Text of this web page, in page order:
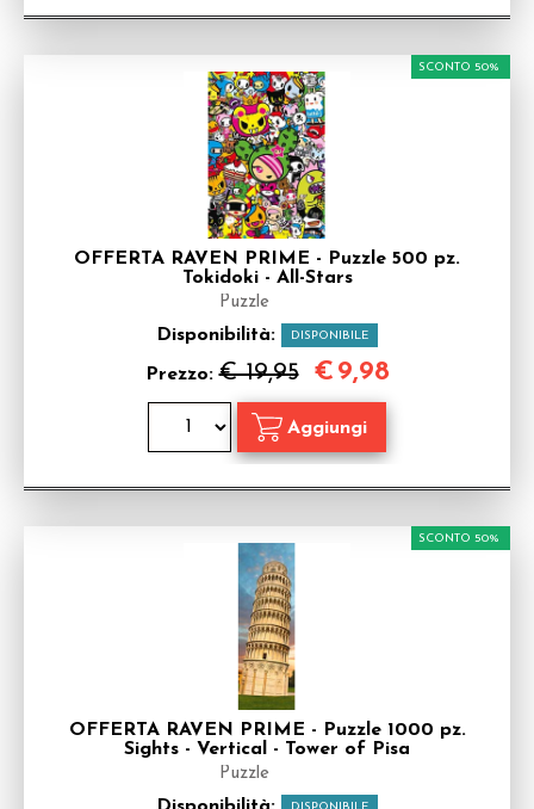
OFFERTA RAVEN PRIME - Puzzle 500 pz.
Tokidoki - All-Stars
Puzzle
Disponibilità: DISPONIBILE
Prezzo:€ 19,95
SCONTO 50%
€ 9,98
OFFERTA RAVEN PRIME - Puzzle 1000 pz.
Sights - Vertical - Tower of Pisa
Puzzle
SCONTO 50%